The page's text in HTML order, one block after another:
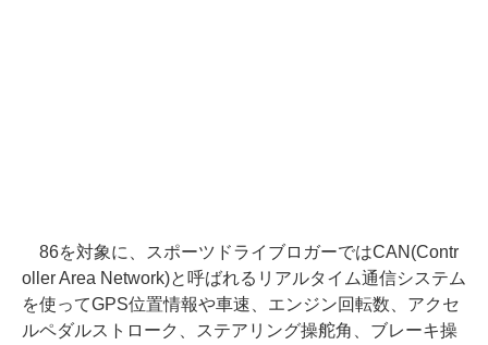
86を対象に、スポーツドライブロガーではCAN(Contr
oller Area Network)と呼ばれるリアルタイム通信システム
を使ってGPS位置情報や車速、エンジン回転数、アクセ
ルペダルストローク、ステアリング操舵角、ブレーキ操